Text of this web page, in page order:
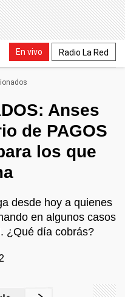
En vivo Radio La Red
Anses
de PAGOS
los que
desde hoy a quienes
en algunos casos
¿Qué día cobrás?